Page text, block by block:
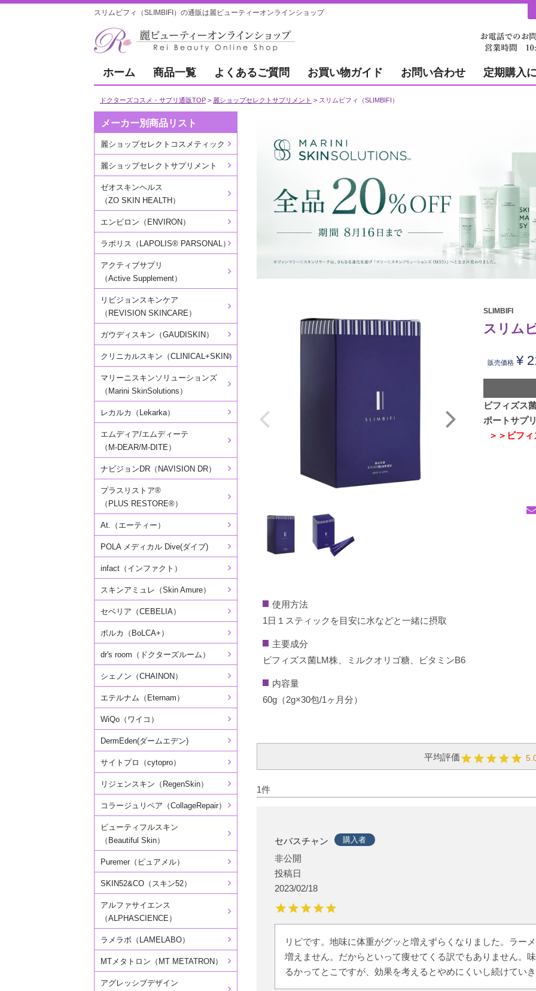
スリムビフィ（SLIMBIFI）の通販は麗ビューティーオンラインショップ
ホーム 商品一覧 よくあるご質問 お買い物ガイド お問い合わせ 定期購入
ドクターズコスメ・サプリ通販TOP 麗ショップセレクトサプリメント スリムビフィ（SLIMBIFI）
SLIMBIFI
スリム
販売価格 ¥
ビフィズス
ポートサプ
＞＞ビフ
使用方法
1日１スティックを目安に水などと一緒に摂取
主要成分
ビフィズス菌LM株、ミルクオリゴ糖、ビタミンB6
内容量
60g（2g×30包/1ヶ月分）
1
セバスチャン 購入者
非公開
投稿日
2023/02/18
リピです。地味に体重がグッと増えずらくなりました。ラー
増えません。だからといって痩せてくる訳でもありません。
るかってとこですが、効果を考えるとやめにくいし続けてい
メーカー別商品リスト
麗ショップセレクトコスメティック
麗ショップセレクトサプリメント
ゼオスキンヘルス
（ZO SKIN HEALTH）
エンビロン（ENVIRON）
ラポリス（LAPOLIS® PARSONAL）
アクティブサプリ
（Active Supplement）
リビジョンスキンケア
（REVISION SKINCARE）
ガウディスキン（GAUDISKIN）
クリニカルスキン（CLINICAL+SKIN）
マリーニスキンソリューションズ
（Marini SkinSolutions）
レカルカ（Lekarka）
エムディア/エムディーテ
（M-DEAR/M-DITE）
ナビジョンDR（NAVISION DR）
プラスリストア®
（PLUS RESTORE®）
At.（エーティー）
POLA メディカル Dive(ダイブ)
infact（インファクト）
スキンアミュレ（Skin Amure）
セベリア（CEBELIA）
ボルカ（BoLCA+）
dr's room（ドクターズルーム）
シェノン（CHAINON）
エテルナム（Eternam）
WiQo（ワイコ）
DermEden(ダームエデン)
サイトプロ（cytopro）
リジェンスキン（RegenSkin）
コラージュリペア（CollageRepair）
ビューティフルスキン
（Beautiful Skin）
Puremer（ピュアメル）
SKIN52&CO（スキン52）
アルファサイエンス
（ALPHASCIENCE）
ラメラボ（LAMELABO）
MTメタトロン（MT METATRON）
アグレッシブデザイン